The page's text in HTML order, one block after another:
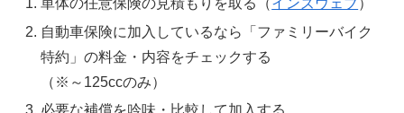
単体の任意保険の見積もりを取る（インズウェブ）
自動車保険に加入しているなら「ファミリーバイク
特約」の料金・内容をチェックする
（※～125ccのみ）
必要な補償を吟味・比較して加入する